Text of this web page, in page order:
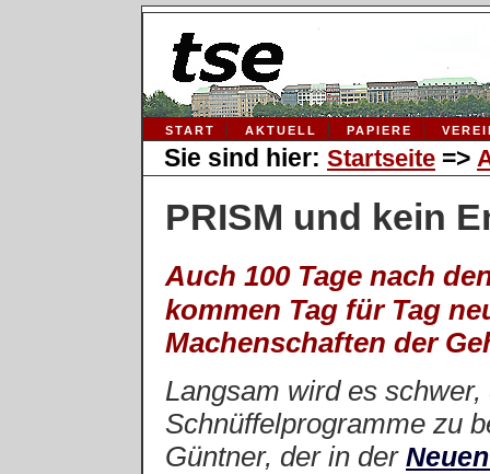
START AKTUELL PAPIERE
Sie sind hier: Startseite =>
PRISM und kein
Auch 100 Tage nach
kommen Tag für Tag
Machenschaften der
Langsam wird es
Schnüffelprogramme zu
Güntner, der in der